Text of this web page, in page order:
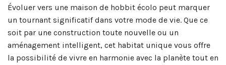
Évoluer vers une maison de hobbit écolo peut marquer
un tournant significatif dans votre mode de vie. Que ce
soit par une construction toute nouvelle ou un
aménagement intelligent, cet habitat unique vous offre
la possibilité de vivre en harmonie avec la planète tout en